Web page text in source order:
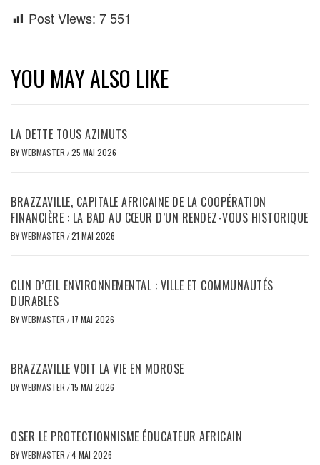
Post Views: 7 551
YOU MAY ALSO LIKE
LA DETTE TOUS AZIMUTS
BYWEBMASTER /25 MAI 2026
BRAZZAVILLE, CAPITALE AFRICAINE DE LA COOPÉRATION
FINANCIÈRE : LA BAD AU CŒUR D’UN RENDEZ-VOUS HISTORIQUE
BYWEBMASTER /21 MAI 2026
CLIN D’ŒIL ENVIRONNEMENTAL : VILLE ET COMMUNAUTÉS
DURABLES
BYWEBMASTER /17 MAI 2026
BRAZZAVILLE VOIT LA VIE EN MOROSE
BYWEBMASTER /15 MAI 2026
OSER LE PROTECTIONNISME ÉDUCATEUR AFRICAIN
BYWEBMASTER /4 MAI 2026